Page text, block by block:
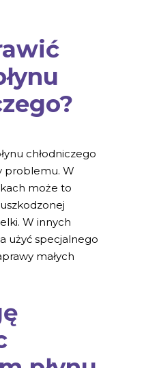
chłodniczego
problemu. W
może to
W innych
użyć specjalnego
małych